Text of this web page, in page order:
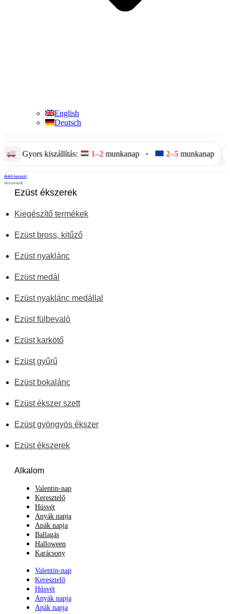
English
Deutsch
Gyors kiszállítás: 1–2munkanap • 2–5munkanap
Ankh kereszt
ékszereink
Ezüst ékszerek
Kiegészítő termékek
Ezüst bross, kitűző
Ezüst nyaklánc
Ezüst medál
Ezüst nyaklánc medállal
Ezüst fülbevaló
Ezüst karkötő
Ezüst gyűrű
Ezüst bokalánc
Ezüst ékszer szett
Ezüst gyöngyös ékszer
Ezüst ékszerek
Alkalom
Valentin-nap
Keresztelő
Húsvét
Anyák napja
Apák napja
Ballagás
Halloween
Karácsony
Valentin-nap
Keresztelő
Húsvét
Anyák napja
Apák napja